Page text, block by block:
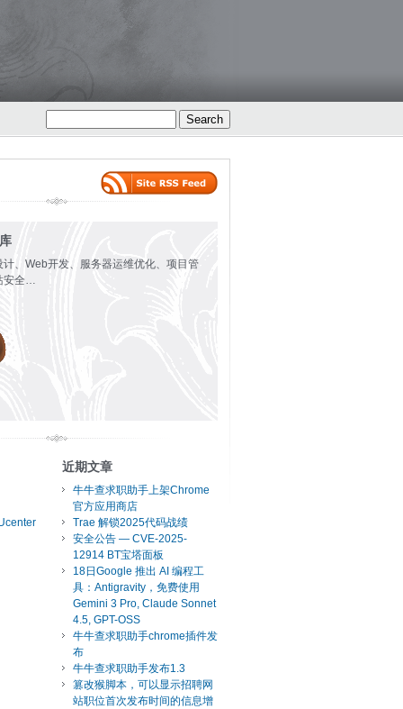
、Web开发、服务器运维优化、项目管
安全…
近期文章
牛牛查求职助手上架Chrome
官方应用商店
Trae 解锁2025代码战绩
安全公告 — CVE-2025-
12914 BT宝塔面板
18日Google 推出 AI 编程工
具：Antigravity，免费使用
Gemini 3 Pro, Claude Sonnet
4.5, GPT-OSS
牛牛查求职助手chrome插件发
布
牛牛查求职助手发布1.3
篡改猴脚本，可以显示招聘网
站职位首次发布时间的信息增